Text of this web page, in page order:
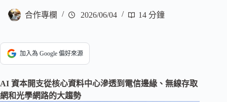
合作專欄 2026/06/04 14 分鐘
加入為 Google 偏好來源
AI 資本開支從核心資料中心滲透到電信邊緣、無線存取
網和光學網路的大趨勢